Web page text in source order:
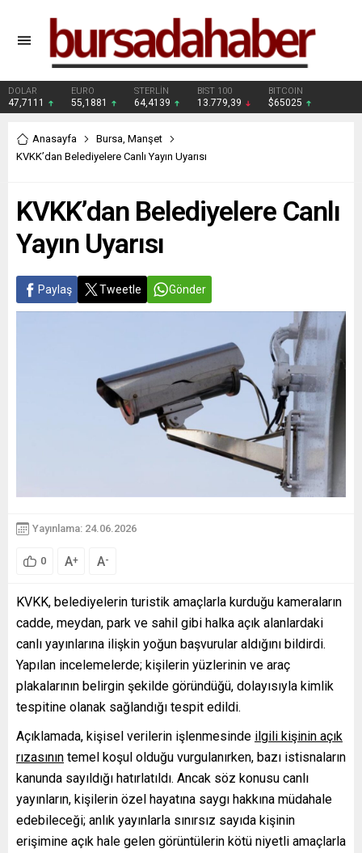
DOLAR
47,7111
EURO
55,1881
STERLİN
64,4139
BIST 100
13.779,39
BITCOIN
$65025
Anasayfa Bursa, Manşet
KVKK’dan Belediyelere Canlı Yayın Uyarısı
KVKK’dan Belediyelere Canlı
Yayın Uyarısı
Paylaş Tweetle Gönder
Yayınlama: 24.06.2026
0 A+ A-
KVKK, belediyelerin turistik amaçlarla kurduğu kameraların
cadde, meydan, park ve sahil gibi halka açık alanlardaki
canlı yayınlarına ilişkin yoğun başvurular aldığını bildirdi.
Yapılan incelemelerde; kişilerin yüzlerinin ve araç
plakalarının belirgin şekilde göründüğü, dolayısıyla kimlik
tespitine olanak sağlandığı tespit edildi.
Açıklamada, kişisel verilerin işlenmesinde ilgili kişinin açık
rızasının temel koşul olduğu vurgulanırken, bazı istisnaların
kanunda sayıldığı hatırlatıldı. Ancak söz konusu canlı
yayınların, kişilerin özel hayatına saygı hakkına müdahale
edebileceği; anlık yayınlarla sınırsız sayıda kişinin
erişimine açık hale gelen görüntülerin kötü niyetli amaçlarla